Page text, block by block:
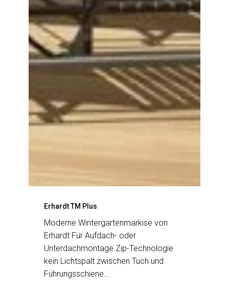
Erhardt TM Plus
Moderne Wintergartenmarkise von
Erhardt Für Aufdach- oder
Unterdachmontage Zip-Technologie
kein Lichtspalt zwischen Tuch und
Führungsschiene…